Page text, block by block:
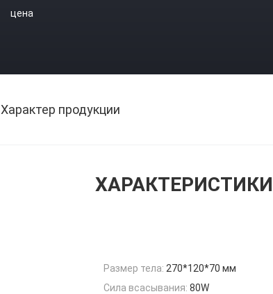
цена
Характер продукции
ХАРАКТЕРИСТИКИ
Размер тела: 270*120*70 мм
Сила всасывания: 80W